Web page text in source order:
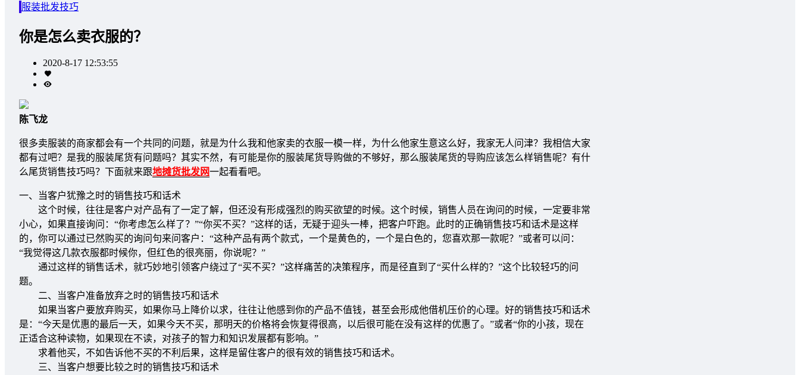
服装批发技巧
你是怎么卖衣服的？
2020-8-17 12:53:55
陈飞龙
很多卖服装的商家都会有一个共同的问题，就是为什么我和他家卖的衣服一模一样，为什么他家生意这么好，我家无人问津？我相信大家
都有过吧？是我的服装尾货有问题吗？其实不然，有可能是你的服装尾货导购做的不够好，那么服装尾货的导购应该怎么样销售呢？有什
么尾货销售技巧吗？下面就来跟地摊货批发网一起看看吧。
一、当客户犹豫之时的销售技巧和话术
这个时候，往往是客户对产品有了一定了解，但还没有形成强烈的购买欲望的时候。这个时候，销售人员在询问的时候，一定要非常
小心，如果直接询问：“你考虑怎么样了？”“你买不买？”这样的话，无疑于迎头一棒，把客户吓跑。此时的正确销售技巧和话术是这样
的，你可以通过已然购买的询问句来问客户：“这种产品有两个款式，一个是黄色的，一个是白色的，您喜欢那一款呢？”或者可以问：
“我觉得这几款衣服都时候你，但红色的很亮丽，你说呢？”
通过这样的销售话术，就巧妙地引领客户绕过了“买不买？”这样痛苦的决策程序，而是径直到了“买什么样的？”这个比较轻巧的问
题。
二、当客户准备放弃之时的销售技巧和话术
如果当客户要放弃购买，如果你马上降价以求，往往让他感到你的产品不值钱，甚至会形成他借机压价的心理。好的销售技巧和话术
是：“今天是优惠的最后一天，如果今天不买，那明天的价格将会恢复得很高，以后很可能在没有这样的优惠了。”或者“你的小孩，现在
正适合这种读物，如果现在不读，对孩子的智力和知识发展都有影响。”
求着他买，不如告诉他不买的不利后果，这样是留住客户的很有效的销售技巧和话术。
三、当客户想要比较之时的销售技巧和话术